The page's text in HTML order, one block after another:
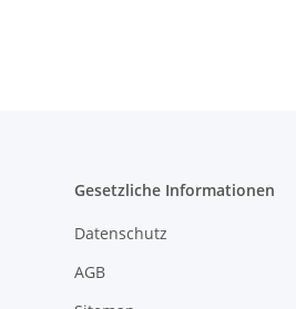
Gesetzliche Informationen
Datenschutz
AGB